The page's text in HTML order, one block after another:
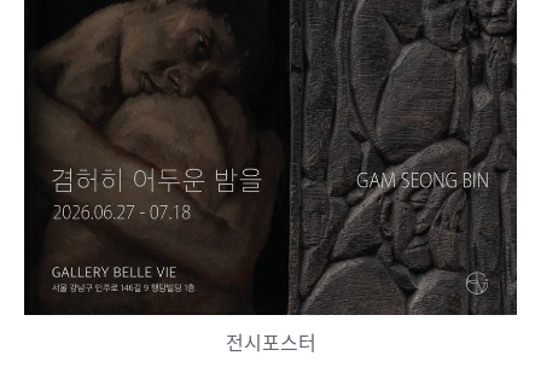
전시포스터